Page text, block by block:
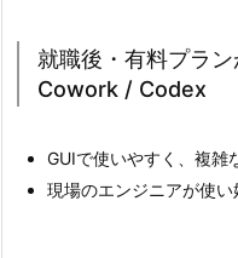
2.
格
的
就職後・有料プラ
Cowork / Codex
GUIで使いやすく、複雑
現場のエンジニアが使